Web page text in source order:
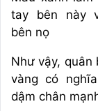
tay bên này
bên nọ
Như vậy, quân
vàng có
dậm chân